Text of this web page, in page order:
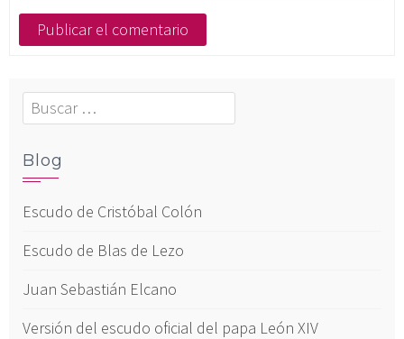
Buscar:
Blog
Escudo de Cristóbal Colón
Escudo de Blas de Lezo
Juan Sebastián Elcano
Versión del escudo oficial del papa León XIV